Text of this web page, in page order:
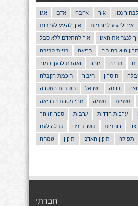
אגו אדם אהבה אור נכון
איך להגיע לערבות איך להגיע לרוחניות
איך להתקדם ללא סבל לנצח את האגו
בניית סביבה בריאה הוא בחיבור
ואהבת לרעך כמוך זוהר חברה
חוכמת הקבלה חיבור חיסרון
חשיבות המטרה ישראל כוונה
מהי מטרת הבריאה נשמה נשמות
ספר הזוהר ערבות ערבות הדדית
קבלה לעם קשר בינינו רוחניות רצון
שמחה תיקון תיקון האדם תפילה
חברתי